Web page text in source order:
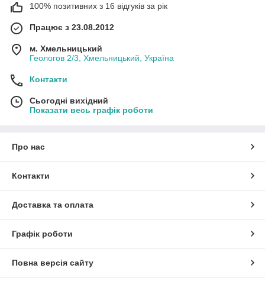
100% позитивних з 16 відгуків за рік
Працює з 23.08.2012
м. Хмельницький
Геологов 2/3, Хмельницький, Україна
Контакти
Сьогодні вихідний
Показати весь графік роботи
Про нас
Контакти
Доставка та оплата
Графік роботи
Повна версія сайту